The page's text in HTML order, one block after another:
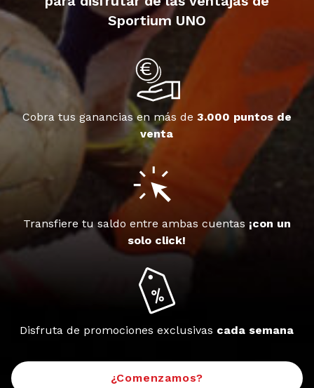
Sportium UNO
Cobra tus ganancias en más de 3.000 puntos de
venta
Transfiere tu saldo entre ambas cuentas ¡con un
solo click!
Disfruta de promociones exclusivas cada semana
¿Comenzamos?